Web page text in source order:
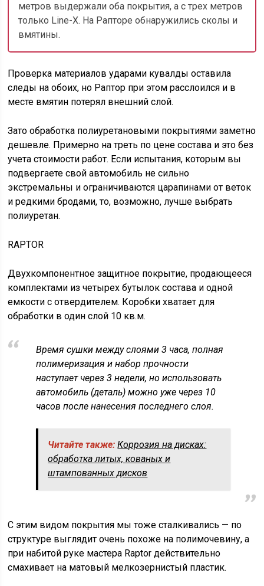
метров выдержали оба покрытия, а с трех метров
только Line-X. На Рапторе обнаружились сколы и
вмятины.
Проверка материалов ударами кувалды оставила
следы на обоих, но Раптор при этом расслоился и в
месте вмятин потерял внешний слой.
Зато обработка полиуретановыми покрытиями заметно
дешевле. Примерно на треть по цене состава и это без
учета стоимости работ. Если испытания, которым вы
подвергаете свой автомобиль не сильно
экстремальны и ограничиваются царапинами от веток
и редкими бродами, то, возможно, лучше выбрать
полиуретан.
RAPTOR
Двухкомпонентное защитное покрытие, продающееся
комплектами из четырех бутылок состава и одной
емкости с отвердителем. Коробки хватает для
обработки в один слой 10 кв.м.
Время сушки между слоями 3 часа, полная
полимеризация и набор прочности
наступает через 3 недели, но использовать
автомобиль (деталь) можно уже через 10
часов после нанесения последнего слоя.
Читайте также: Коррозия на дисках:
обработка литых, кованых и
штампованных дисков
С этим видом покрытия мы тоже сталкивались — по
структуре выглядит очень похоже на полимочевину, а
при набитой руке мастера Raptor действительно
смахивает на матовый мелкозернистый пластик.